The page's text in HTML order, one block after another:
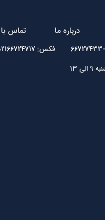
درباره ما تماس
فکس: 02166724717